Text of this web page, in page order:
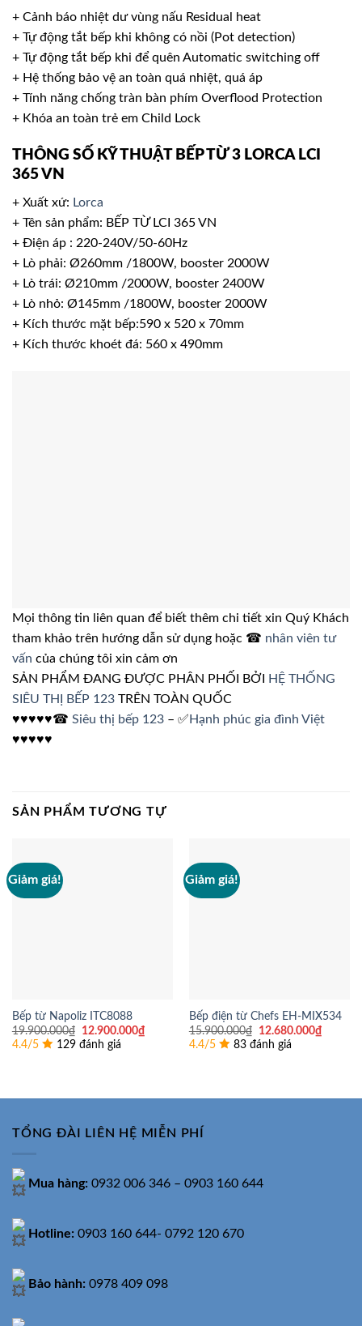
+ Cảnh báo nhiệt dư vùng nấu Residual heat
+ Tự động tắt bếp khi không có nồi (Pot detection)
+ Tự động tắt bếp khi để quên Automatic switching off
+ Hệ thống bảo vệ an toàn quá nhiệt, quá áp
+ Tính năng chống tràn bàn phím Overflood Protection
+ Khóa an toàn trẻ em Child Lock
THÔNG SỐ KỸ THUẬT BẾP TỪ 3 LORCA LCI
365 VN
+ Xuất xứ: Lorca
+ Tên sản phẩm: BẾP TỪ LCI 365 VN
+ Điện áp : 220-240V/50-60Hz
+ Lò phải: Ø260mm /1800W, booster 2000W
+ Lò trái: Ø210mm /2000W, booster 2400W
+ Lò nhỏ: Ø145mm /1800W, booster 2000W
+ Kích thước mặt bếp:590 x 520 x 70mm
+ Kích thước khoét đá: 560 x 490mm
Mọi thông tin liên quan để biết thêm chi tiết xin Quý Khách
tham khảo trên hướng dẫn sử dụng hoặc ☎ nhân viên tư
vấn của chúng tôi xin cảm ơn
SẢN PHẨM ĐANG ĐƯỢC PHÂN PHỐI BỞI
HỆ THỐNG
SIÊU THỊ BẾP 123 TRÊN TOÀN QUỐC
♥♥♥♥♥☎ Siêu thị bếp 123 – ✅ Hạnh phúc gia đình Việt
♥♥♥♥♥
SẢN PHẨM TƯƠNG TỰ
Giảm giá!
Bếp từ Napoliz ITC8088
19.900.000₫
Giá
gốc
là:
12.900.000₫Giá
4.4/5 129 đánh giá
Giảm giá!
Bếp điện từ Chefs EH-MIX534
15.900.000₫
Giá
gốc
là:
12.680.000₫Giá
4.4/5 83 đánh giá
TỔNG ĐÀI LIÊN HỆ MIỄN PHÍ
Mua hàng: 0932 006 346 – 0903 160 644
Hotline: 0903 160 644- 0792 120 670
Bảo hành: 0978 409 098